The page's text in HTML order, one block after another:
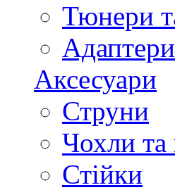
Тюнери
Адаптери
Аксесуари
Струни
Чохли та
Стійки